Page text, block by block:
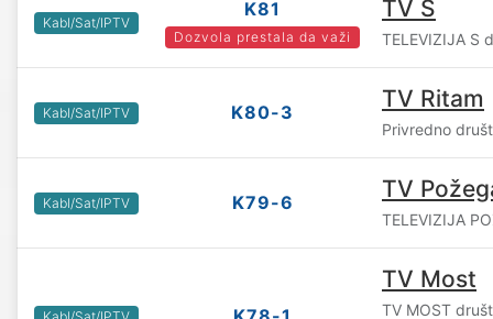
Kabl/Sat/IPTV
K81
Dozvola prestala da važi
TV S
TELEVIZIJA S
Kabl/Sat/IPTV K80-3 TV Ritam
Privredno
Kabl/Sat/IPTV K79-6 TV
TELEVIZIJA
TV Most
TV MOST